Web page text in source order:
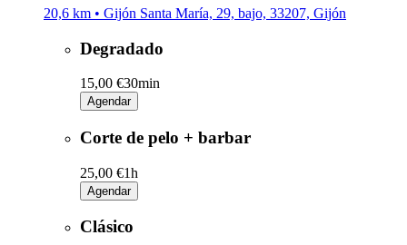
20,6 km • Gijón Santa María, 29, bajo, 33207, Gijón
Degradado
15,00 €30min
Agendar
Corte de pelo + barbar
25,00 €1h
Agendar
Clásico